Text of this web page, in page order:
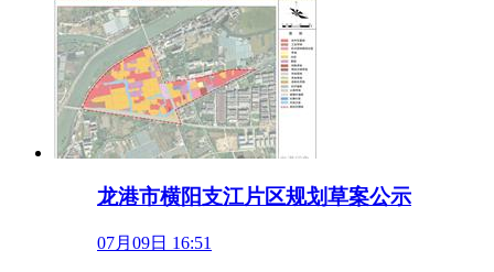
龙港市横阳支江片区规划草案公示
07月09日 16:51